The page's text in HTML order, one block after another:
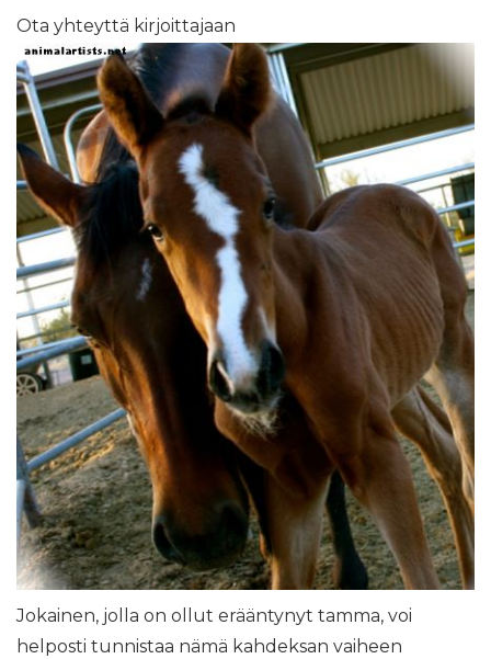
Ota yhteyttä kirjoittajaan
Jokainen, jolla on ollut erääntynyt tamma, voi
helposti tunnistaa nämä kahdeksan vaiheen